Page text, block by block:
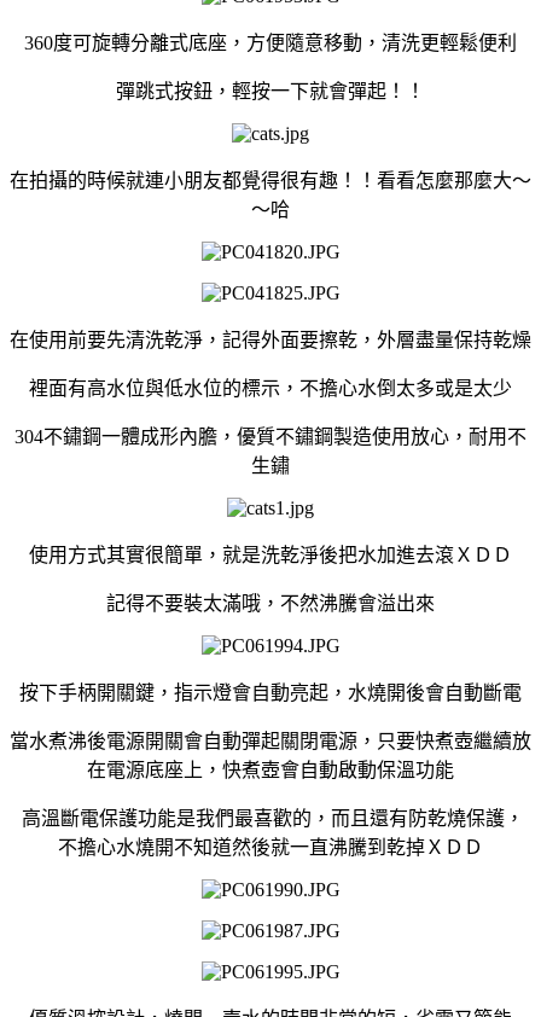
360度可旋轉分離式底座，方便隨意移動，清洗更輕鬆便利
彈跳式按鈕，輕按一下就會彈起！！
在拍攝的時候就連小朋友都覺得很有趣！！看看怎麼那麼大～
～哈
在使用前要先清洗乾淨，記得外面要擦乾，外層盡量保持乾燥
裡面有高水位與低水位的標示，不擔心水倒太多或是太少
304不鏽鋼一體成形內膽，優質不鏽鋼製造使用放心，耐用不
生鏽
使用方式其實很簡單，就是洗乾淨後把水加進去滾ＸＤＤ
記得不要裝太滿哦，不然沸騰會溢出來
按下手柄開關鍵，指示燈會自動亮起，水燒開後會自動斷電
當水煮沸後電源開關會自動彈起關閉電源，只要快煮壺繼續放
在電源底座上，快煮壺會自動啟動保溫功能
高溫斷電保護功能是我們最喜歡的，而且還有防乾燒保護，
不擔心水燒開不知道然後就一直沸騰到乾掉ＸＤＤ